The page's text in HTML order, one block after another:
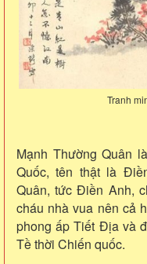
Tranh
Mạnh Thường Quân
Quốc, tên thật là
Quân, tức Điền Anh,
cháu nhà vua nên cả
phong ấp Tiết Địa và
Tề thời Chiến quốc.